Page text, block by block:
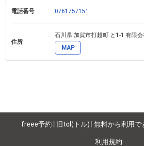
ミランティジャパン工場(機械組立)
電話番号 0761757151
住所
石川県 加賀市打越町 と1-1 有限
MAP
freee予約 | 旧tol(トル) | 無料から利用で
利用規約